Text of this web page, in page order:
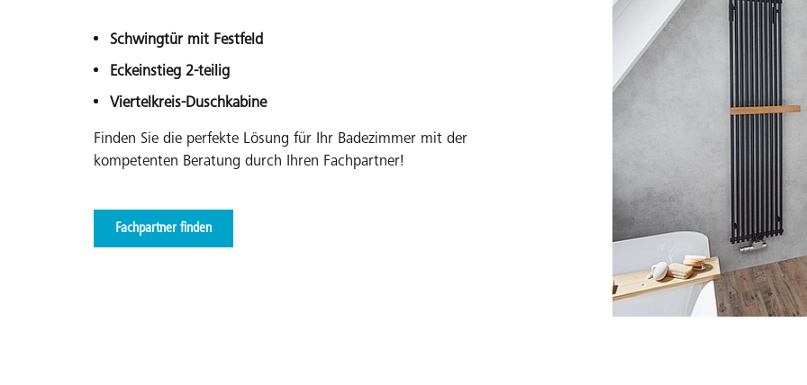
zusätzlichen Platz benötigt.
Finden Sie die perfekte Dusche mit Gleittür für Ihr Bad
Perfekt für größere Räume,
Entdecken Sie die Vorteile der
Schwingtür mit Festfeld
Eckeinstieg 2-teilig
Viertelkreis-Duschkabine
Finden Sie die perfekte Lösung für Ihr Badezimmer mit der
kompetenten Beratung durch Ihren Fachpartner!
Fachpartner finden